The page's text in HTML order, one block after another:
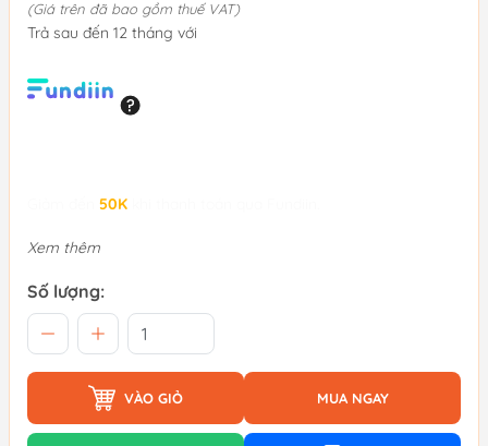
(Giá trên đã bao gồm thuế VAT)
Trả sau đến 12 tháng với
50K
Xem thêm
Số lượng:
VÀO GIỎ MUA NGAY